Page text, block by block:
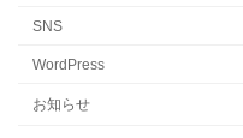
SNS
WordPress
お知らせ